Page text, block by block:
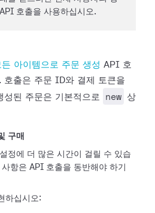
호출을 사용하십시오.
아이템으로 주문 생성 API 호
호출은 주문 ID와 결제 토큰을
성된 주문은 기본적으로
new 상
구매
정에 더 많은 시간이 걸릴 수 있습
항은 API 호출을 동반해야 하기
하십시오: